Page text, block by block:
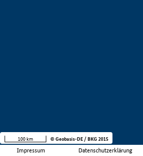
Impressum Datenschutzerklärung
100 km © Geobasis-DE / BKG 2015